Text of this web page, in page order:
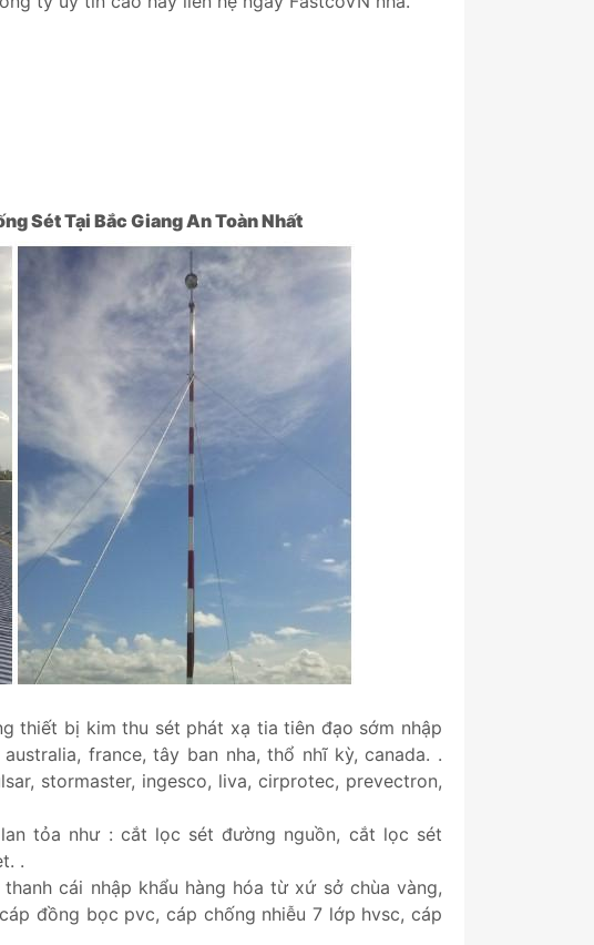
Sét Tại Bắc GiangAn Toàn Nhất
thiết bị kim thu sét phát xạ tia tiên đạo sớm nhập
france, tây ban nha, thổ nhĩ kỳ, canada. .
stormaster, ingesco, liva, cirprotec, prevectron,
tỏa như : cắt lọc sét đường nguồn, cắt lọc sét
.
cái nhập khẩu hàng hóa từ xứ sở chùa vàng,
đồng bọc pvc, cáp chống nhiễu 7 lớp hvsc, cáp